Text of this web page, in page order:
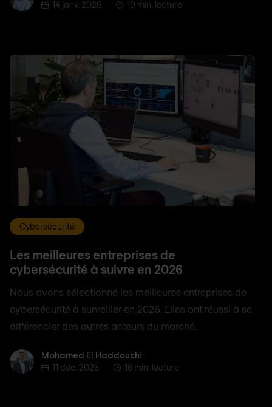
14 janv. 2026
10 min. lecture
Cybersécurité
Les meilleures entreprises de
cybersécurité à suivre en 2026
Nous avons sélectionné les meilleures entreprises de
cybersécurité à surveiller en 2026. Elles ont réussi à se
différencier des autres acteurs du marché.
Mohamed El Haddouchi
Mohamed El Haddouchi
11 déc. 2025
18 min. lecture